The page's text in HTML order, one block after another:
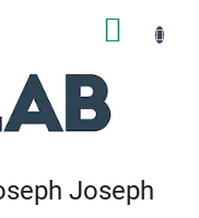
Joseph